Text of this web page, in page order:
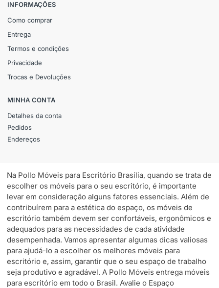
INFORMAÇÕES
Como comprar
Entrega
Termos e condições
Privacidade
Trocas e Devoluções
MINHA CONTA
Detalhes da conta
Pedidos
Endereços
Na Pollo Móveis para Escritório Brasília, quando se trata de
escolher os móveis para o seu escritório, é importante
levar em consideração alguns fatores essenciais. Além de
contribuírem para a estética do espaço, os móveis de
escritório também devem ser confortáveis, ergonômicos e
adequados para as necessidades de cada atividade
desempenhada. Vamos apresentar algumas dicas valiosas
para ajudá-lo a escolher os melhores móveis para
escritório e, assim, garantir que o seu espaço de trabalho
seja produtivo e agradável. A Pollo Móveis entrega móveis
para escritório em todo o Brasil. Avalie o Espaço